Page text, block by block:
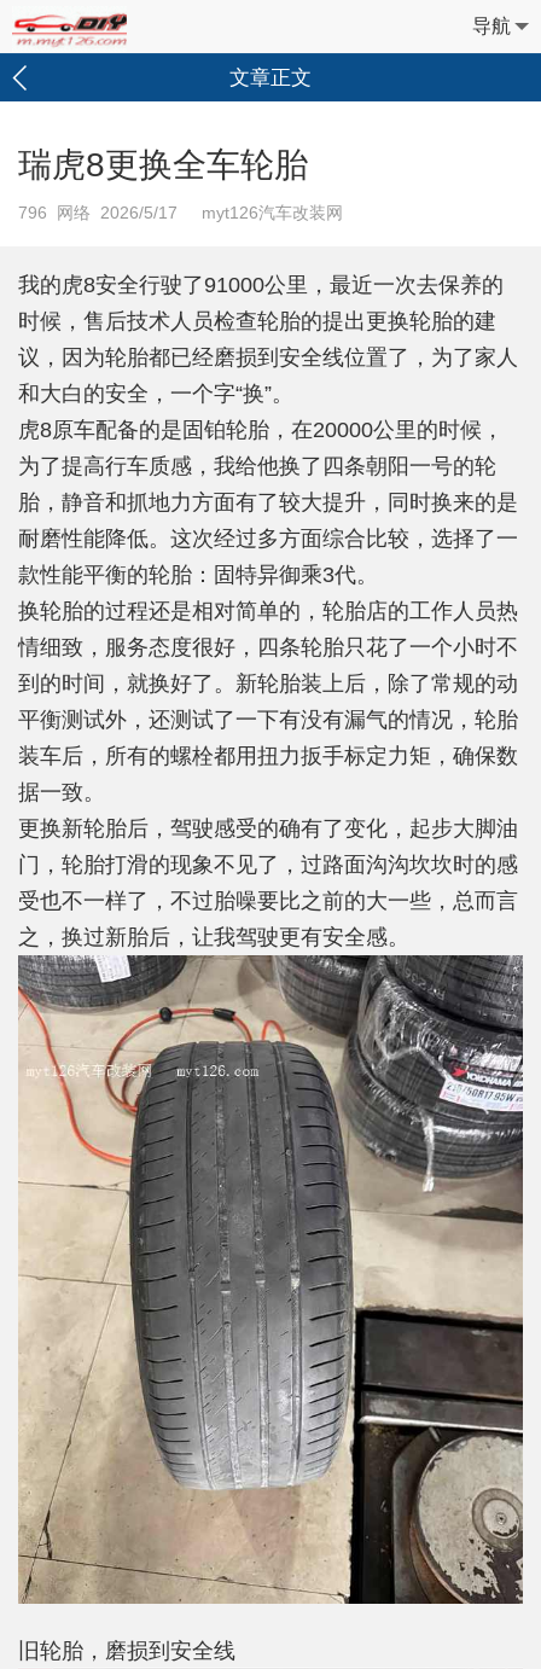
导航
文章正文
瑞虎8更换全车轮胎
796 网络 2026/5/17 myt126汽车改装网
我的虎8安全行驶了91000公里，最近一次去保养的
时候，售后技术人员检查轮胎的提出更换轮胎的建
议，因为轮胎都已经磨损到安全线位置了，为了家人
和大白的安全，一个字“换”。
虎8原车配备的是固铂轮胎，在20000公里的时候，
为了提高行车质感，我给他换了四条朝阳一号的轮
胎，静音和抓地力方面有了较大提升，同时换来的是
耐磨性能降低。这次经过多方面综合比较，选择了一
款性能平衡的轮胎：固特异御乘3代。
换轮胎的过程还是相对简单的，轮胎店的工作人员热
情细致，服务态度很好，四条轮胎只花了一个小时不
到的时间，就换好了。新轮胎装上后，除了常规的动
平衡测试外，还测试了一下有没有漏气的情况，轮胎
装车后，所有的螺栓都用扭力扳手标定力矩，确保数
据一致。
更换新轮胎后，驾驶感受的确有了变化，起步大脚油
门，轮胎打滑的现象不见了，过路面沟沟坎坎时的感
受也不一样了，不过胎噪要比之前的大一些，总而言
之，换过新胎后，让我驾驶更有安全感。
旧轮胎，磨损到安全线